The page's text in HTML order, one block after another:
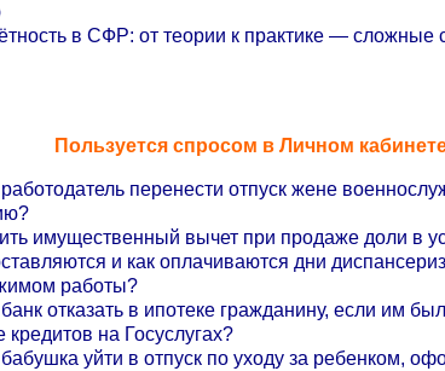
в СФР: от теории к практике — сложные
Пользуется спросом в Личном
перенести отпуск жене
имущественный вычет при продаже доли в
и как оплачиваются дни
работы?
отказать в ипотеке гражданину, если им
кредитов на Госуслугах?
уйти в отпуск по уходу за ребенком,